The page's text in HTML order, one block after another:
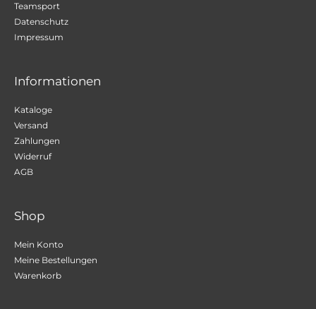
Teamsport
Datenschutz
Impressum
Informationen
Kataloge
Versand
Zahlungen
Widerruf
AGB
Shop
Mein Konto
Meine Bestellungen
Warenkorb